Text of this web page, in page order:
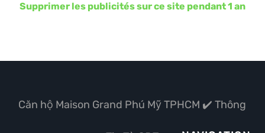
Supprimer les publicités sur ce site pendant 1 an
Căn hộ Maison Grand Phú Mỹ TPHCM ✔️ Thông